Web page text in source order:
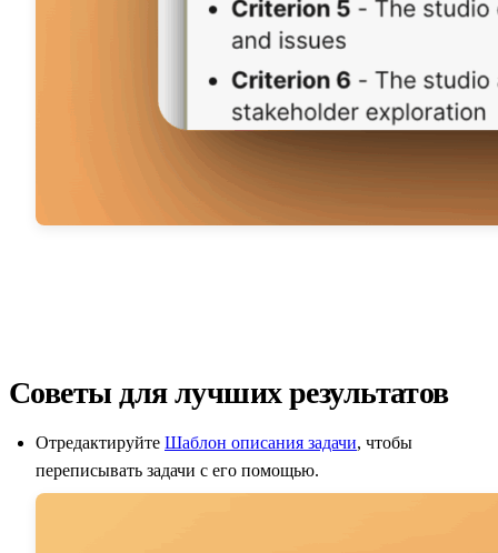
Советы для лучших результатов
Отредактируйте Шаблон описания задачи, чтобы
переписывать задачи с его помощью.